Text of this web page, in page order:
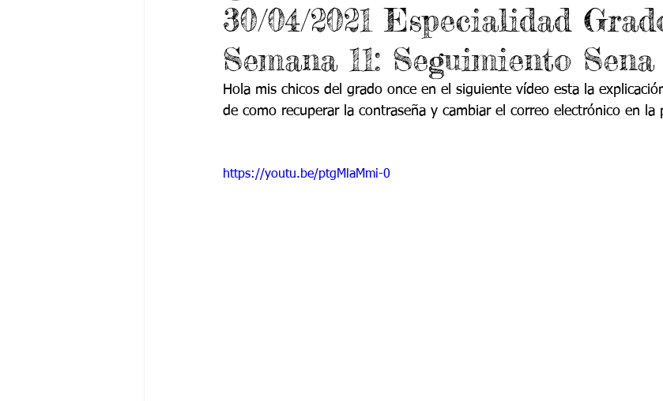
Grado 6 -1 Grado 6 -2 Grado 7 -1 Grado 7 -2 Grado 8 -1 Grado 8 -2
Grado 9 -1 Grado 9 -2 Grado 10 -1 Grado 10 -2 Grado 11
PSICOLOGÍA INSTITUCIONAL Deportes
30/04/2021 Especialidad
Semana 11: Seguimiento Sena
Hola mis chicos del grado once en el siguiente vídeo esta la
de como recuperar la contraseña y cambiar el correo electrónico en la
https://youtu.be/ptgMlaMmi-0